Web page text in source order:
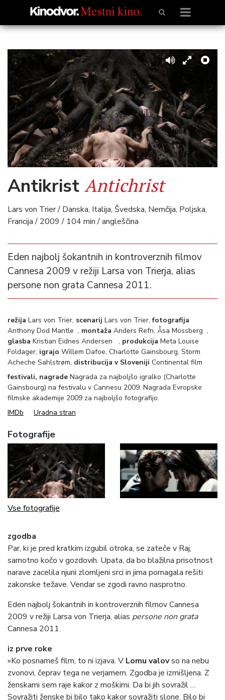
Antikrist Antichrist
Lars von Trier / Danska, Italija, Švedska, Nemčija, Poljska,
Francija / 2009 / 104 min / angleščina
Eden najbolj šokantnih in kontroverznih filmov
Cannesa 2009 v režiji Larsa von Trierja, alias
persone non grata Cannesa 2011.
režija Lars von Trier, scenarij Lars von Trier,fotografija
Anthony Dod Mantle , montaža Anders Refn, Åsa Mossberg ,
glasba Kristian Eidnes Andersen , produkcija Meta Louise
Foldager, igrajo Willem Dafoe, Charlotte Gainsbourg, Storm
Acheche Sahlstrøm, distribucija v Sloveniji Continental film
festivali, nagrade Nagrada za najboljšo igralko (Charlotte
Gainsbourg) na festivalu v Cannesu 2009. Nagrada Evropske
filmske akademije 2009 za najboljšo fotografijo.
IMDb
Uradna stran
Fotografije
Vse fotografije
zgodba
Par, ki je pred kratkim izgubil otroka, se zateče v Raj,
samotno kočo v gozdovih. Upata, da bo blažilna prisotnost
narave zacelila njuni zlomljeni srci in jima pomagala rešiti
zakonske težave. Vendar se zgodi ravno nasprotno.
Eden najbolj šokantnih in kontroverznih filmov Cannesa
2009 v režiji Larsa von Trierja, alias persone non grata
Cannesa 2011.
iz prve roke
»Ko posnameš film, to ni izjava. V Lomu valovso na nebu
zvonovi, čeprav tega ne verjamem. Zgodba je izmišljena. Z
ženskami sem raje kakor z moškimi. Da bi jih sovražil …
Sovražiti ženske bi bilo tako kakor sovražiti slone. Bilo bi